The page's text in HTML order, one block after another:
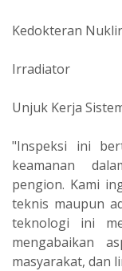
Kedokteran Nuklir
Irradiator
Unjuk Kerja
"Inspeksi ini
keamanan
pengion. Kami
teknis maupun
teknologi ini
mengabaikan
masyarakat, dan